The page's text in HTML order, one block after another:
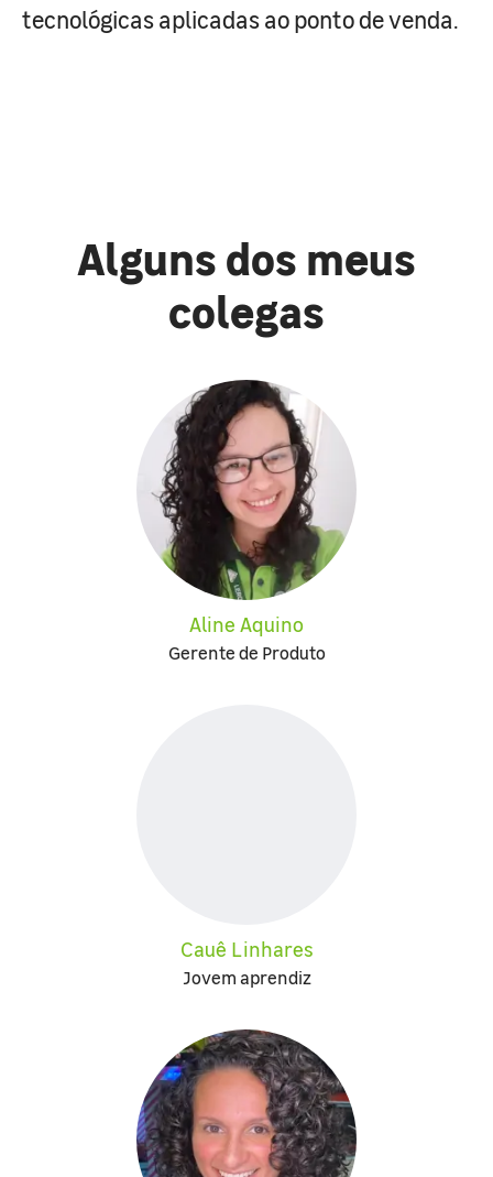
tecnológicas aplicadas ao ponto de venda.
Alguns dos meus
colegas
Aline Aquino
Gerente de Produto
Cauê Linhares
Jovem aprendiz